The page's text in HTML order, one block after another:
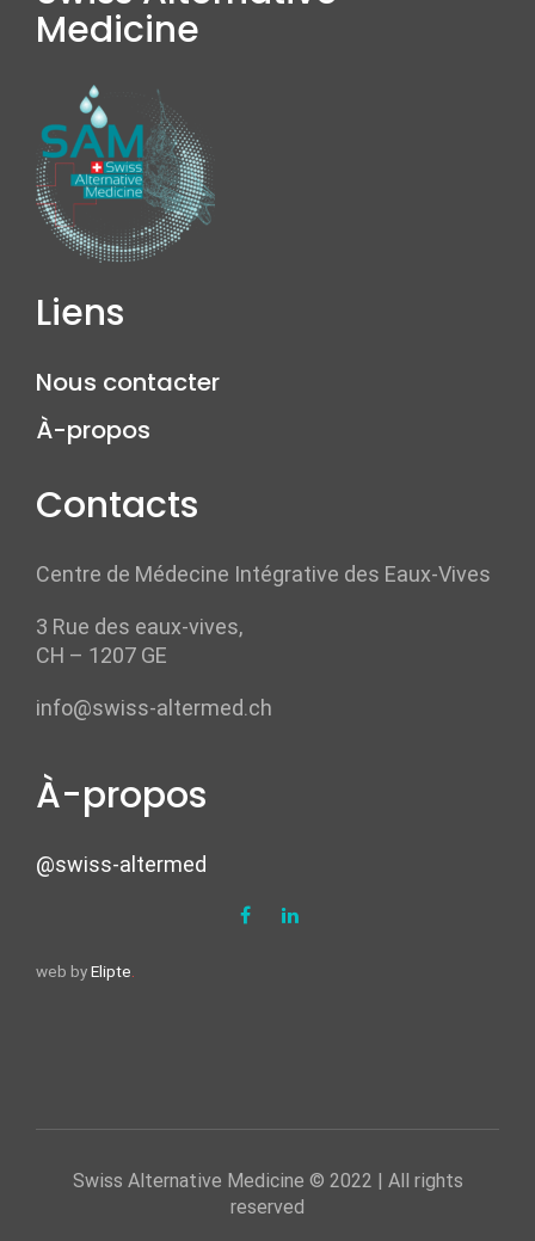
Medicine
Liens
Nous contacter
À-propos
Contacts
Centre de Médecine Intégrative des Eaux-Vives
3 Rue des eaux-vives,
CH – 1207 GE
info@swiss-altermed.ch
À-propos
@swiss-altermed
web byElipte
Swiss Alternative Medicine © 2022 | All rights
reserved